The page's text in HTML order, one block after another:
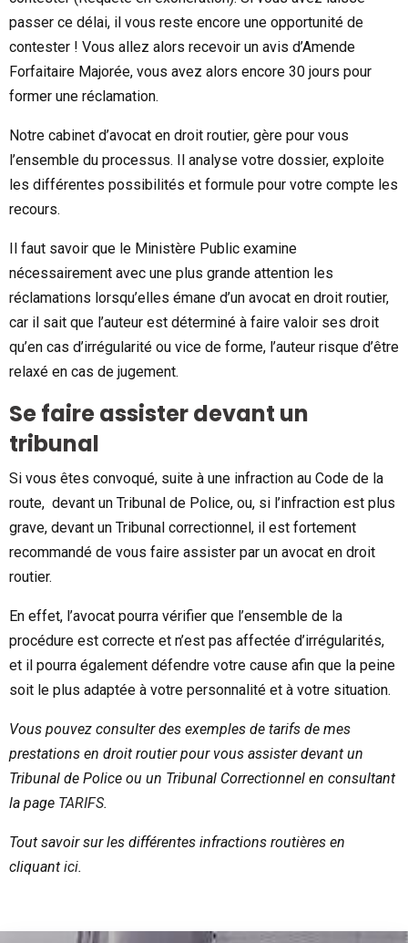
passer ce délai, il vous reste encore une opportunité de
contester ! Vous allez alors recevoir un avis d’Amende
Forfaitaire Majorée, vous avez alors encore 30 jours pour
former une réclamation.
Notre cabinet d’avocat en droit routier, gère pour vous
l’ensemble du processus. Il analyse votre dossier, exploite
les différentes possibilités et formule pour votre compte les
recours.
Il faut savoir que le Ministère Public examine
nécessairement avec une plus grande attention les
réclamations lorsqu’elles émane d’un avocat en droit routier,
car il sait que l’auteur est déterminé à faire valoir ses droit
qu’en cas d’irrégularité ou vice de forme, l’auteur risque d’être
relaxé en cas de jugement.
Se faire assister devant un
tribunal
Si vous êtes convoqué, suite à une infraction au Code de la
route, devant un Tribunal de Police, ou, si l’infraction est plus
grave, devant un Tribunal correctionnel, il est fortement
recommandé de vous faire assister par un avocat en droit
routier.
En effet, l’avocat pourra vérifier que l’ensemble de la
procédure est correcte et n’est pas affectée d’irrégularités,
et il pourra également défendre votre cause afin que la peine
soit le plus adaptée à votre personnalité et à votre situation.
Vous pouvez consulter des exemples de tarifs de mes
prestations en droit routier pour vous assister devant un
Tribunal de Police ou un Tribunal Correctionnel en consultant
la page TARIFS.
Tout savoir sur les différentes infractions routières en
cliquant ici.